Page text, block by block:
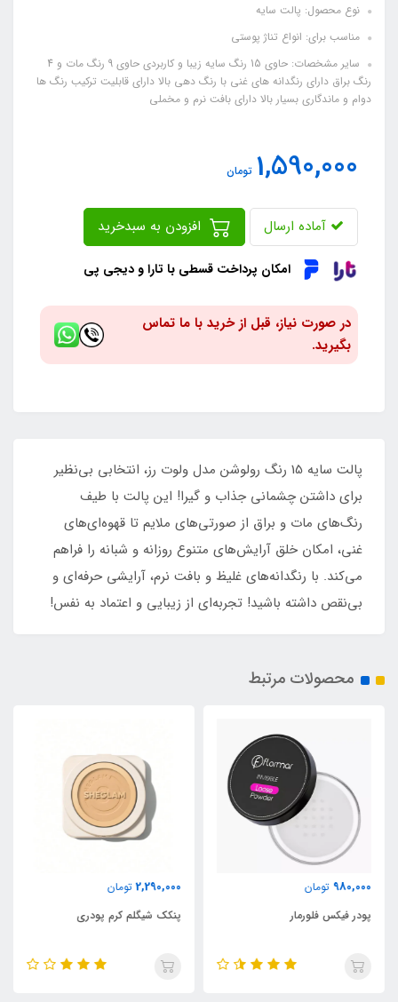
نوع محصول: پالت سایه
مناسب برای: انواع تناژ پوستی
سایر مشخصات: حاوی 15 رنگ سایه زیبا و کاربردی حاوی 9 رنگ مات و 4
رنگ براق دارای رنگدانه‌ های غنی با رنگ دهی بالا دارای قابلیت ترکیب رنگ ها
دوام و ماندگاری بسیار بالا دارای بافت نرم و مخملی
1,590,000 تومان
آماده ارسال
امکان پرداخت قسطی با تارا و دیجی پی
در صورت نیاز، قبل از خرید با ما تماس
بگیرید.
پالت سایه 15 رنگ رولوشن مدل ولوت رز، انتخابی بی‌نظیر
برای داشتن چشمانی جذاب و گیرا! این پالت با طیف
رنگ‌های مات و براق از صورتی‌های ملایم تا قهوه‌ای‌های
غنی، امکان خلق آرایش‌های متنوع روزانه و شبانه را فراهم
می‌کند. با رنگدانه‌های غلیظ و بافت نرم، آرایشی حرفه‌ای و
بی‌نقص داشته باشید! تجربه‌ای از زیبایی و اعتماد به نفس!
محصولات مرتبط
980,000 تومان
پودر فیکس فلورمار
2,290,000 تومان
پنکک شیگلم کرم پودری